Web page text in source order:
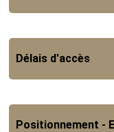
Délais d'accès
Positionnement -